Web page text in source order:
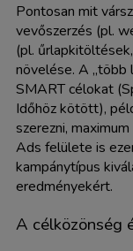
Pontosan mit
vevőszerzés (pl.
(pl.
növelése. A „több
SMART célokat
Időhöz kötött),
szerezni,
Ads felülete is
kampánytípus
eredményekért.
A célközönség